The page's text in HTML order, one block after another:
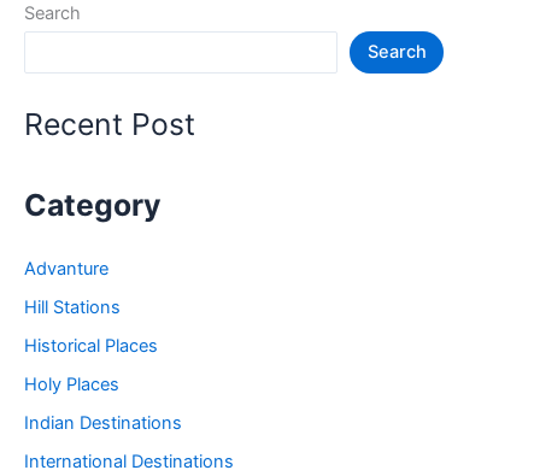
जगह
in
Search
Search
Recent Post
Category
Advanture
Hill Stations
Historical Places
Holy Places
Indian Destinations
International Destinations